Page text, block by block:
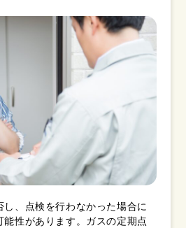
し、点検を行わなかった場合に
能性があります。ガスの定期点